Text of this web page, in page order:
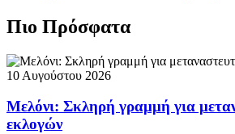
Πιο Πρόσφατα
10 Αυγούστου 2026
Μελόνι: Σκληρή γραμμή για
εκλογών